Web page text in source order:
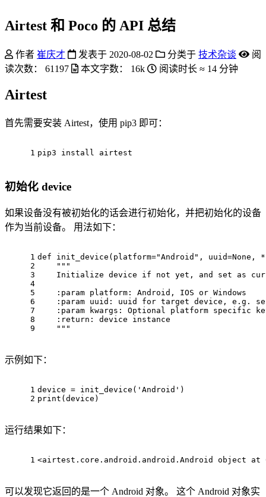
Airtest 和 Poco 的 API 总结
作者 崔庆才 发表于 2020-08-02 分类于 技术杂谈
阅
读次数：
61197 本文字数： 16k 阅读时长 ≈ 14 分钟
Airtest
首先需要安装 Airtest，使用 pip3 即可：
1 pip3 install airtest
初始化 device
如果设备没有被初始化的话会进行初始化，并把初始化的设备
作为当前设备。 用法如下：
1
2
3
4
5
6
7
8
9
def init_device (platform="Android" , uuid=None,
"""
Initialize device if not yet, and set as
    :param platform: Android, IOS or Windows
:param uuid: uuid for target device, e.g.
:param kwargs: Optional platform specific
    :return: device instance
    """
示例如下：
1
2
device = init_device ( 'Android' )
print ( device )
运行结果如下：
1 <airtest .core .android .android .Android object at
可以发现它返回的是一个 Android 对象。 这个 Android 对象实